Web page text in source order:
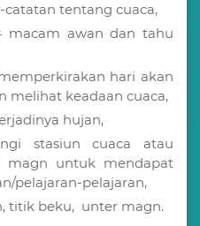
tentang cuaca,
macam awan dan tahu
hari akan
melihat keadaan cuaca,
hujan,
stasiun cuaca atau
untuk mendapat
pelajaran-pelajaran,
titik beku, unter magn.